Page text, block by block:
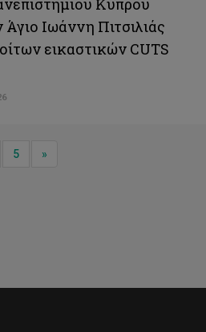
Κύπρου
Άγιο Ιωάννη Πιτσιλιάς
εικαστικών CUTS
5 »